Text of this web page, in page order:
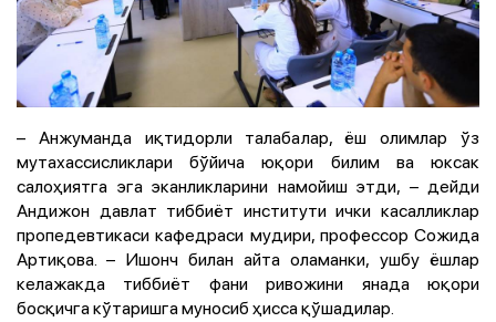
– Анжуманда иқтидорли талабалар, ёш олимлар ўз
мутахассисликлари бўйича юқори билим ва юксак
салоҳиятга эга эканликларини намойиш этди, – дейди
Андижон давлат тиббиёт институти ички касалликлар
пропедевтикаси кафедраси мудири, профессор Сожида
Артиқова. – Ишонч билан айта оламанки, ушбу ёшлар
келажакда тиббиёт фани ривожини янада юқори
босқичга кўтаришга муносиб ҳисса қўшадилар.